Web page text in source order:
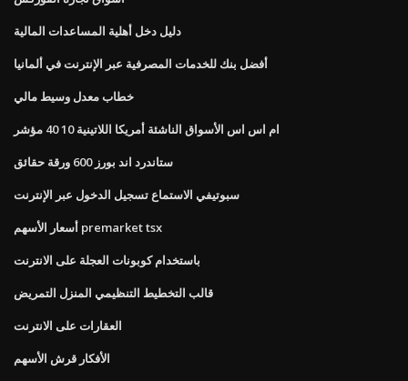
دليل دخل أهلية المساعدات المالية
أفضل بنك للخدمات المصرفية عبر الإنترنت في ألمانيا
خطاب معدل وسيط مالي
ام اس اس الأسواق الناشئة أمريكا اللاتينية 10 40 مؤشر
ستاندرد اند بورز 600 ورقة حقائق
سبوتيفي الاستماع تسجيل الدخول عبر الإنترنت
أسعار الأسهم premarket tsx
باستخدام كوبونات العجلة على الانترنت
قالب التخطيط التنظيمي المنزل التمريض
العقارات على الانترنت
الأفكار قرش الأسهم